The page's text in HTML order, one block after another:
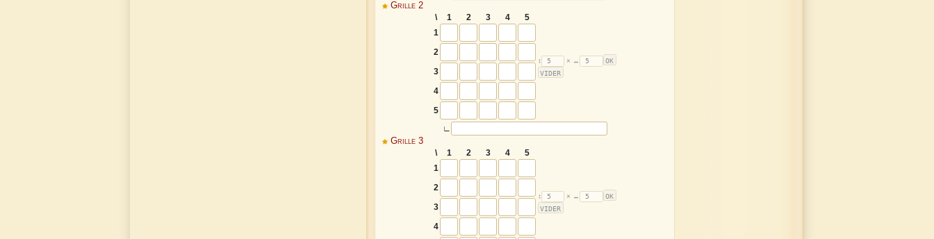
Grille 2
\
1 2 3 4
5
1
2
3
4
5
∟
Grille 3
\
1 2 3 4
5
1
2
3
4